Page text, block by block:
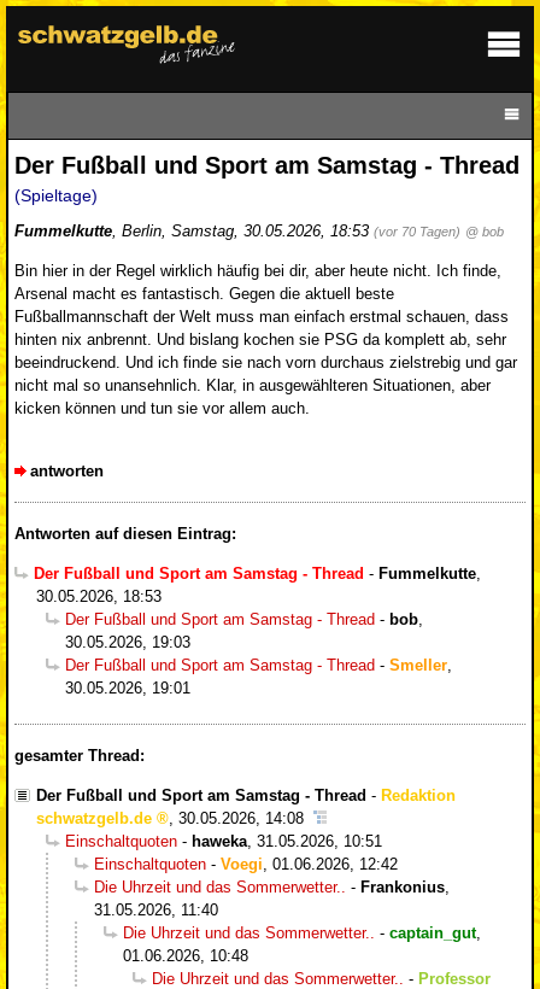
Der Fußball und Sport am Samstag - Thread
(Spieltage)
Fummelkutte, Berlin, Samstag, 30.05.2026, 18:53 (vor 70 Tagen) @ bob
Bin hier in der Regel wirklich häufig bei dir, aber heute nicht. Ich finde,
Arsenal macht es fantastisch. Gegen die aktuell beste
Fußballmannschaft der Welt muss man einfach erstmal schauen, dass
hinten nix anbrennt. Und bislang kochen sie PSG da komplett ab, sehr
beeindruckend. Und ich finde sie nach vorn durchaus zielstrebig und gar
nicht mal so unansehnlich. Klar, in ausgewählteren Situationen, aber
kicken können und tun sie vor allem auch.
antworten
Antworten auf diesen Eintrag:
Der Fußball und Sport am Samstag - Thread - Fummelkutte,
30.05.2026, 18:53
Der Fußball und Sport am Samstag - Thread - bob,
30.05.2026, 19:03
Der Fußball und Sport am Samstag - Thread - Smeller,
30.05.2026, 19:01
gesamter Thread:
Der Fußball und Sport am Samstag - Thread - Redaktion
schwatzgelb.de
30.05.2026, 14:08
Einschaltquoten - haweka 31.05.2026, 10:51
Einschaltquoten - Voegi 01.06.2026, 12:42
Die Uhrzeit und das Sommerwetter..
- Frankonius
31.05.2026, 11:40
Die Uhrzeit und das Sommerwetter..
- captain_gut,
01.06.2026, 10:48
Die Uhrzeit und das Sommerwetter..
- Professor